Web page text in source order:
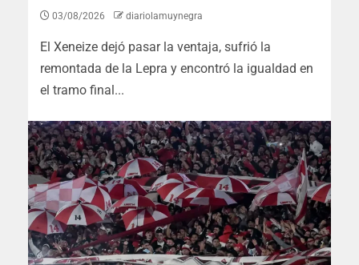
03/08/2026 diariolamuynegra
El Xeneize dejó pasar la ventaja, sufrió la
remontada de la Lepra y encontró la igualdad en
el tramo final...